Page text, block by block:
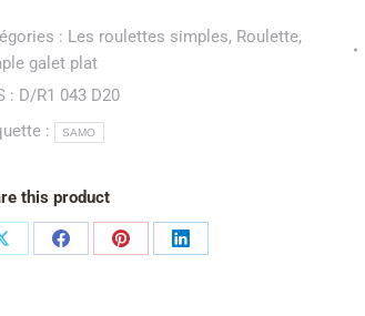
: Les roulettes simples, Roulette,
galet plat
: D/R1 043 D20
:
SAMO
this product